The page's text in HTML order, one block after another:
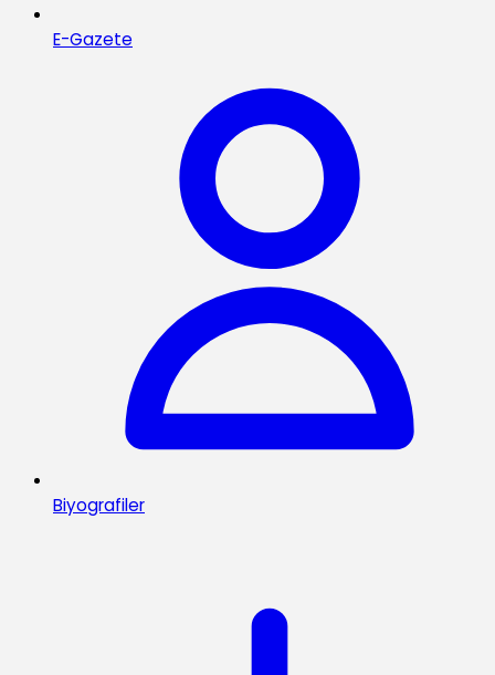
E-Gazete
Biyografiler